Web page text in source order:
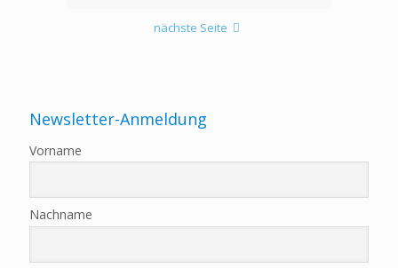
nächste Seite
Newsletter-Anmeldung
Vorname
Nachname